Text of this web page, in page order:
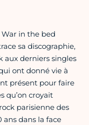
War in the bed
sa discographie,
aux derniers singles
ont donné vie à
présent pour faire
qu’on croyait
parisienne des
ans dans la face